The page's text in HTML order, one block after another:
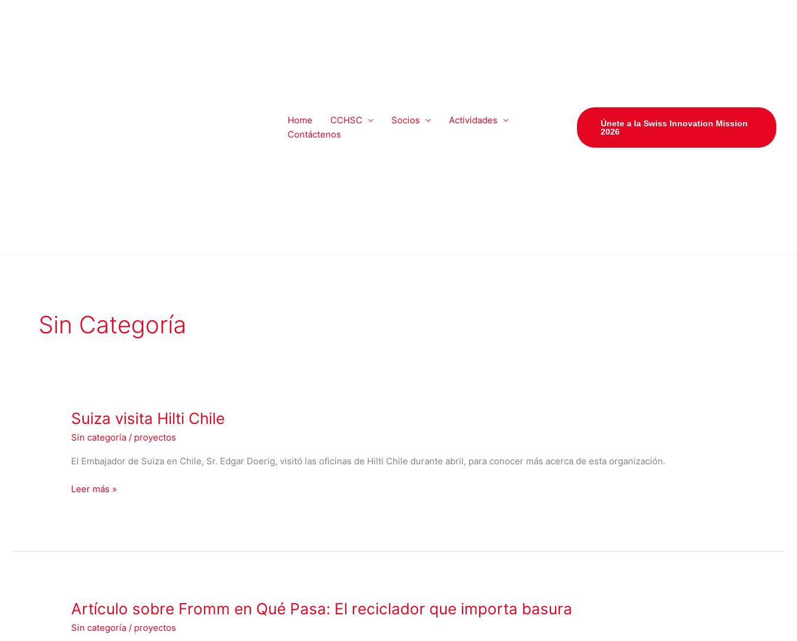
Home CCHSC Socios
Actividades
Contáctenos
Únete a la Swiss Innovation Mission
2026
Sin Categoría
Suiza visita Hilti Chile
Sin categoría / proyectos
El Embajador de Suiza en Chile, Sr. Edgar Doerig, visitó las oficinas de Hilti Chile durante abril, para conocer más acerca de esta organización.
Suiza
Hilti
Chile
Leer más »
Artículo sobre Fromm en Qué Pasa: El reciclador que importa basura
Sin categoría / proyectos
Artículo
Fromm